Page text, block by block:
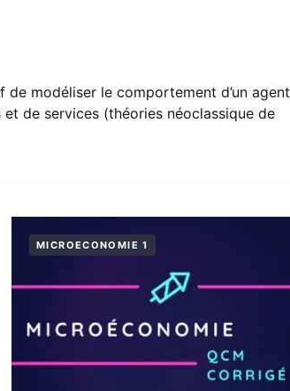
modéliser le comportement d’un agent
et de services (théories néoclassique de
MICROECONOMIE 1